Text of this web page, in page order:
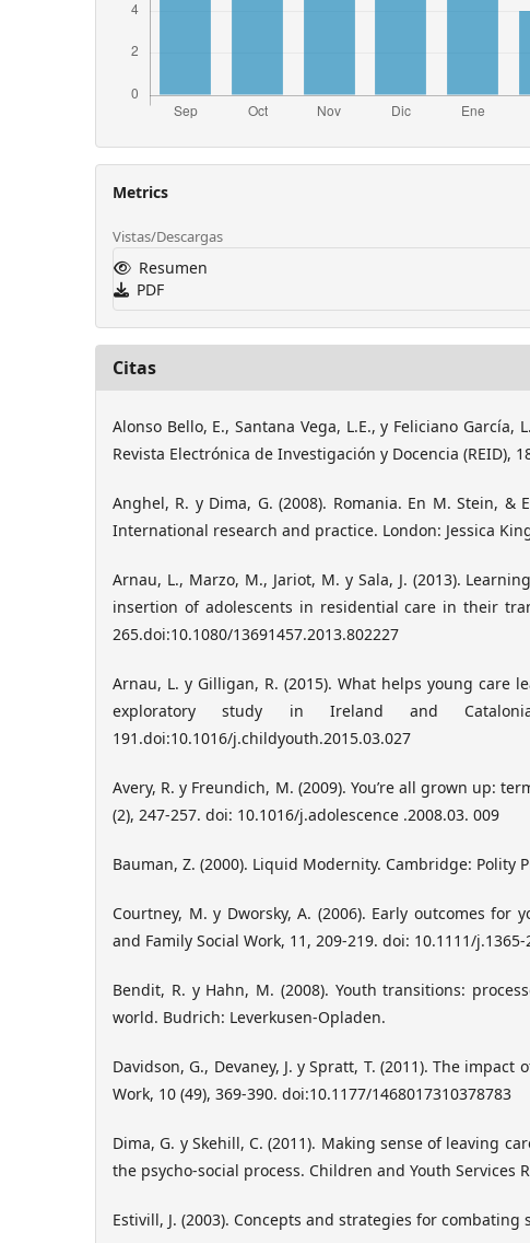
Metrics
Vistas/Descargas
Resumen
PDF
Citas
Alonso Bello, E., Santana Vega, L.E., y Feliciano
Revista Electrónica de Investigación y Docencia (REID),
Anghel, R. y Dima, G. (2008). Romania. En M. Stein,
International research and practice. London: Jessica
Arnau, L., Marzo, M., Jariot, M. y Sala, J. (2013).
insertion of adolescents in residential care in their
265.doi:10.1080/13691457.2013.802227
Arnau, L. y Gilligan, R. (2015). What helps young care
exploratory study in Ireland and
191.doi:10.1016/j.childyouth.2015.03.027
Avery, R. y Freundich, M. (2009). You’re all grown up:
(2), 247-257. doi: 10.1016/j.adolescence .2008.03. 009
Bauman, Z. (2000). Liquid Modernity. Cambridge: Polity
Courtney, M. y Dworsky, A. (2006). Early outcomes
and Family Social Work, 11, 209-219. doi: 10.1111/
Bendit, R. y Hahn, M. (2008). Youth transitions:
world. Budrich: Leverkusen-Opladen.
Davidson, G., Devaney, J. y Spratt, T. (2011). The
Work, 10 (49), 369-390. doi:10.1177/1468017310378783
Dima, G. y Skehill, C. (2011). Making sense of leaving
the psycho-social process. Children and Youth Services
Estivill, J. (2003). Concepts and strategies for